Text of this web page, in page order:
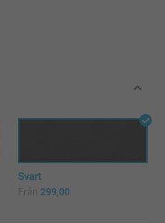
Svart
Från 299,00